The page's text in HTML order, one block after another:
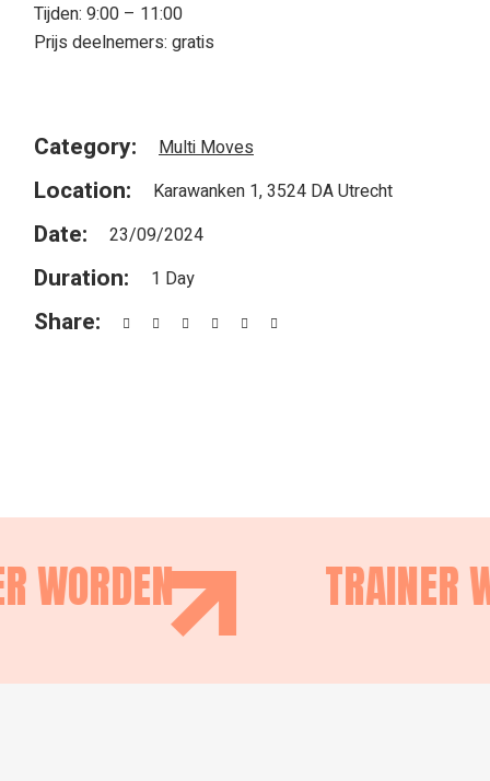
Tijden: 9:00 – 11:00
Prijs deelnemers: gratis
Category: Multi Moves
Location: Karawanken 1, 3524 DA Utrecht
Date: 23/09/2024
Duration: 1 Day
Share:
WORDEN TRAINER